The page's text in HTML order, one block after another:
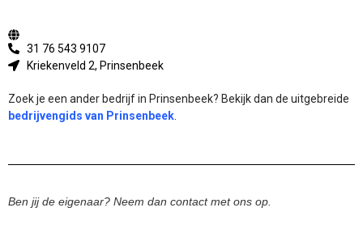
31 76 543 9107
Kriekenveld 2, Prinsenbeek
Zoek je een ander bedrijf in Prinsenbeek? Bekijk dan de uitgebreide
bedrijvengids van Prinsenbeek
Ben jij de eigenaar? Neem dan contact met ons op.